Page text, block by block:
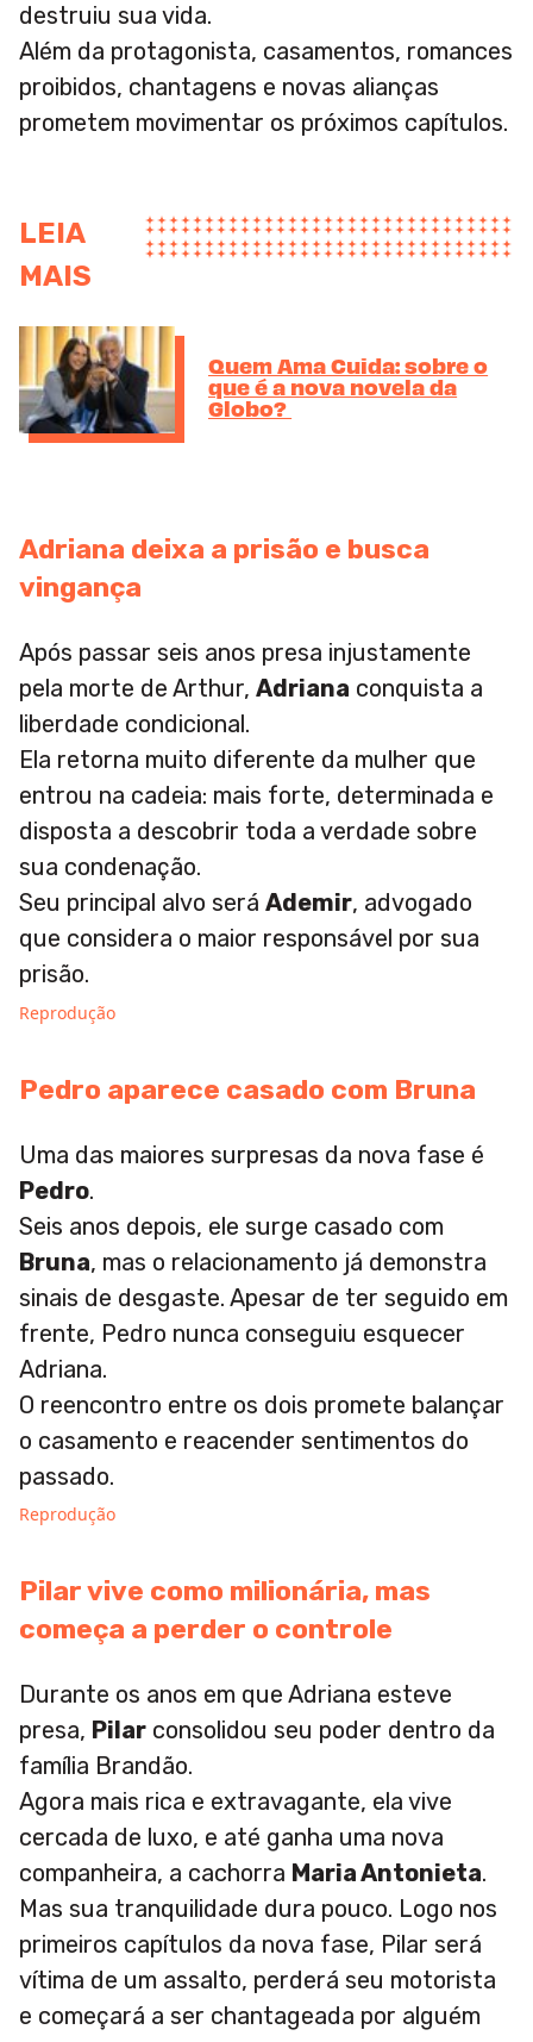
destruiu sua vida.
Além da protagonista, casamentos, romances
proibidos, chantagens e novas alianças
prometem movimentar os próximos capítulos.
LEIA
MAIS
Quem Ama Cuida: sobre o
que é a nova novela da
Globo?
Adriana deixa a prisão e busca
vingança
Após passar seis anos presa injustamente
pela morte de Arthur, Adriana conquista a
liberdade condicional.
Ela retorna muito diferente da mulher que
entrou na cadeia: mais forte, determinada e
disposta a descobrir toda a verdade sobre
sua condenação.
Seu principal alvo será Ademir, advogado
que considera o maior responsável por sua
prisão.
Reprodução
Pedro aparece casado com Bruna
Uma das maiores surpresas da nova fase é
Pedro.
Seis anos depois, ele surge casado com
Bruna, mas o relacionamento já demonstra
sinais de desgaste. Apesar de ter seguido em
frente, Pedro nunca conseguiu esquecer
Adriana.
O reencontro entre os dois promete balançar
o casamento e reacender sentimentos do
passado.
Reprodução
Pilar vive como milionária, mas
começa a perder o controle
Durante os anos em que Adriana esteve
presa, Pilar consolidou seu poder dentro da
família Brandão.
Agora mais rica e extravagante, ela vive
cercada de luxo, e até ganha uma nova
companheira, a cachorra Maria Antonieta.
Mas sua tranquilidade dura pouco. Logo nos
primeiros capítulos da nova fase, Pilar será
vítima de um assalto, perderá seu motorista
e começará a ser chantageada por alguém